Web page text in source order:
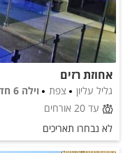
אחוזת רזים
גליל עליון צפת
וילה 6 חדרים
עד 20 אורחים
לא נבחרו תאריכים